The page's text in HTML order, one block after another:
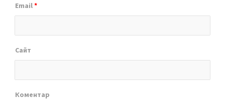
Email*
Сайт
Коментар